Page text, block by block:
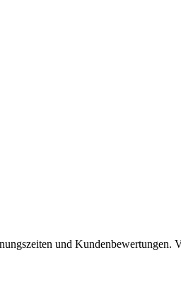
und Kundenbewertungen.